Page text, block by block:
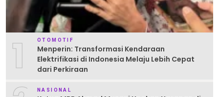
1 OTOMOTIF
Menperin: Transformasi Kendaraan
Elektrifikasi di Indonesia Melaju Lebih Cepat
dari Perkiraan
NASIONAL